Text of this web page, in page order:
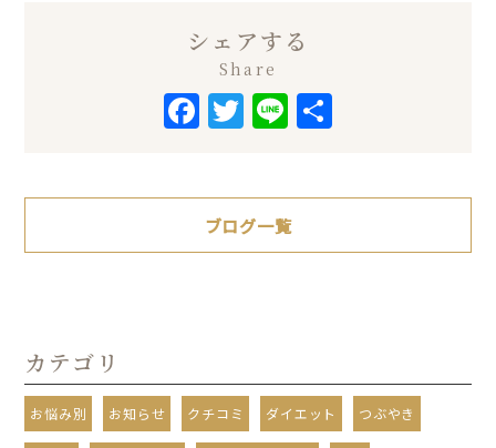
シェアする
Share
Facebook
Twitter
Line
ブログ一覧
カテゴリ
お悩み別 お知らせ クチコミ ダイエット つぶやき